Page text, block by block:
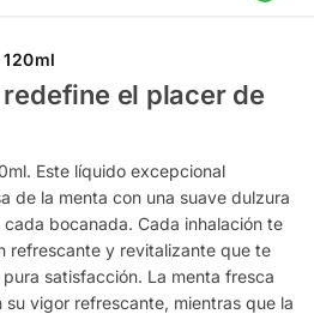
el placer de
Este líquido excepcional
de la menta con una suave dulzura
bocanada. Cada inhalación te
refrescante y revitalizante que te
satisfacción. La menta fresca
vigor refrescante, mientras que la